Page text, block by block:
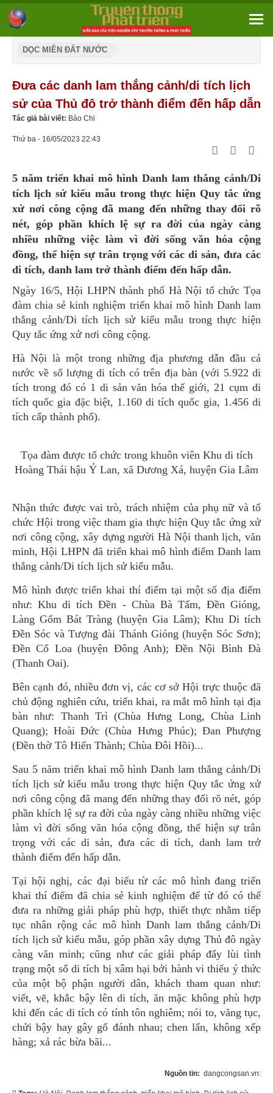
DỌC MIỀN ĐẤT NƯỚC
Đưa các danh lam thắng cảnh/di tích lịch
sử của Thủ đô trở thành điểm đến hấp dẫn
Tác giả bài viết: Bảo Chi
Thứ ba - 16/05/2023 22:43
5 năm triển khai mô hình Danh lam thắng cảnh/Di
tích lịch sử kiểu mẫu trong thực hiện Quy tắc ứng
xử nơi công cộng đã mang đến những thay đổi rõ
nét, góp phần khích lệ sự ra đời của ngày càng
nhiều những việc làm vì đời sống văn hóa cộng
đồng, thể hiện sự trân trọng với các di sản, đưa các
di tích, danh lam trở thành điểm đến hấp dẫn.
Ngày 16/5, Hội LHPN thành phố Hà Nội tổ chức Tọa
đàm chia sẻ kinh nghiệm triển khai mô hình Danh lam
thắng cảnh/Di tích lịch sử kiểu mẫu trong thực hiện
Quy tắc ứng xử nơi công cộng.
Hà Nội là một trong những địa phương dẫn đầu cả
nước về số lượng di tích có trên địa bàn (với 5.922 di
tích trong đó có 1 di sản văn hóa thế giới, 21 cụm di
tích quốc gia đặc biệt, 1.160 di tích quốc gia, 1.456 di
tích cấp thành phố).
Tọa đàm được tổ chức trong khuôn viên Khu di tích
Hoàng Thái hậu Ỷ Lan, xã Dương Xá, huyện Gia Lâm
Nhận thức được vai trò, trách nhiệm của phụ nữ và tổ
chức Hội trong việc tham gia thực hiện Quy tắc ứng xử
nơi công cộng, xây dựng người Hà Nội thanh lịch, văn
minh, Hội LHPN đã triển khai mô hình điểm Danh lam
thắng cảnh/Di tích lịch sử kiểu mẫu.
Mô hình được triển khai thí điểm tại một số địa điểm
như: Khu di tích Đền - Chùa Bà Tấm, Đền Gióng,
Làng Gốm Bát Tràng (huyện Gia Lâm); Khu Di tích
Đền Sóc và Tượng đài Thánh Gióng (huyện Sóc Sơn);
Đền Cổ Loa (huyện Đông Anh); Đền Nội Bình Đà
(Thanh Oai).
Bên cạnh đó, nhiều đơn vị, các cơ sở Hội trực thuộc đã
chủ động nghiên cứu, triển khai, ra mắt mô hình tại địa
bàn như: Thanh Trì (Chùa Hưng Long, Chùa Linh
Quang); Hoài Đức (Chùa Hưng Phúc); Đan Phượng
(Đền thờ Tô Hiến Thành; Chùa Đôi Hồi)...
Sau 5 năm triển khai mô hình Danh lam thắng cảnh/Di
tích lịch sử kiểu mẫu trong thực hiện Quy tắc ứng xử
nơi công cộng đã mang đến những thay đổi rõ nét, góp
phần khích lệ sự ra đời của ngày càng nhiều những việc
làm vì đời sống văn hóa cộng đồng, thể hiện sự trân
trọng với các di sản, đưa các di tích, danh lam trở
thành điểm đến hấp dẫn.
Tại hội nghị, các đại biểu từ các mô hình đang triển
khai thí điểm đã chia sẻ kinh nghiệm để từ đó có thể
đưa ra những giải pháp phù hợp, thiết thực nhằm tiếp
tục nhân rộng các mô hình Danh lam thắng cảnh/Di
tích lịch sử kiểu mẫu, góp phần xây dựng Thủ đô ngày
càng văn minh; cũng như các giải pháp đẩy lùi tình
trạng một số di tích bị xâm hại bởi hành vi thiếu ý thức
của một bộ phận người dân, khách tham quan như:
viết, vẽ, khắc bậy lên di tích, ăn mặc không phù hợp
khi đến các di tích có tính tôn nghiêm; nói to, văng tục,
chửi bậy hay gây gổ đánh nhau; chen lấn, không xếp
hàng; xả rác bừa bãi...
Nguồn tin: dangcongsan.vn: